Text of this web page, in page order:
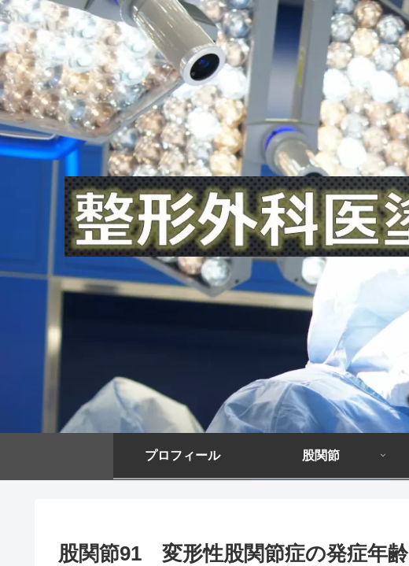
プロフィール 股関節
股関節91 変形性股関節症の発症年齢